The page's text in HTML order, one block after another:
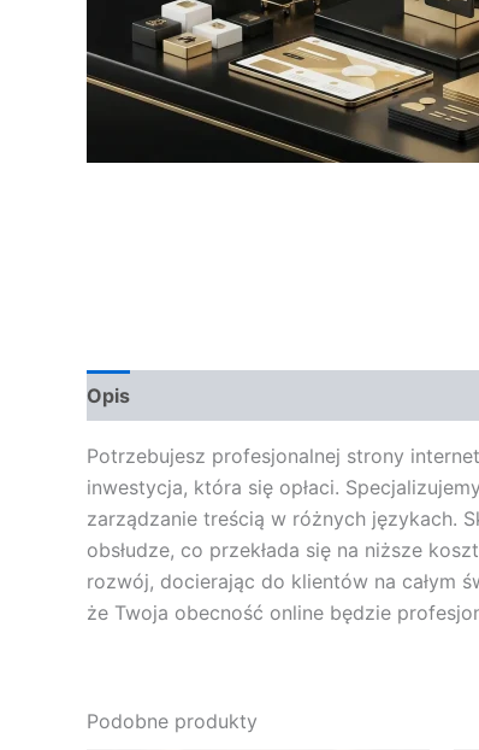
Opis
Potrzebujesz profesjonalnej strony
inwestycja, która się opłaci.
zarządzanie treścią w różnych językach.
obsłudze, co przekłada się na niższe
rozwój, docierając do klientów na całym
że Twoja obecność online będzie
Podobne produkty